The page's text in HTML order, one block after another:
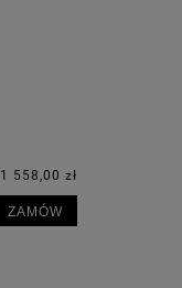
1 558,00 zł
ZAMÓW